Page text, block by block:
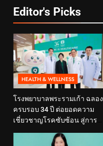
Editor's Picks
HEALTH & WELLNESS
โรงพยาบาลพระรามเก้า ฉลอง
ครบรอบ 34 ปี ต่อยอดความ
เชี่ยวชาญโรคซับซ้อน สู่การ
โจทย์ไลฟ์สไตล์ ภายใต้แนวคิด